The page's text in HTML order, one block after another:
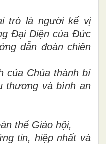
trò là người kế vị
Đại Diện của Đức
dẫn đoàn chiên
của Chúa thành bí
thương và bình an
thể Giáo hội,
tin, hiệp nhất và